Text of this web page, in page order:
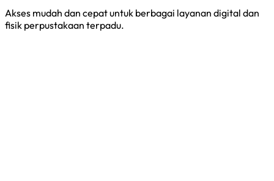
Akses mudah dan cepat untuk berbagai layanan digital dan
fisik perpustakaan terpadu.